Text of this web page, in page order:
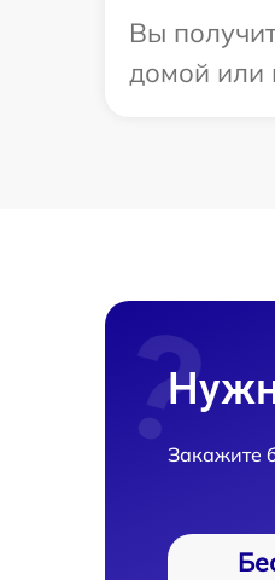
Вы
домой или
Закажите